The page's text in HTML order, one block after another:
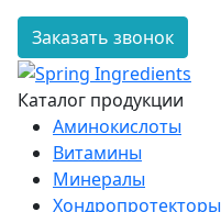
Заказать звонок
Каталог продукции
Аминокислоты
Витамины
Минералы
Хондропротекторы